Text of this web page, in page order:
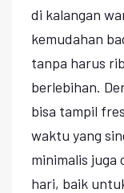
di kalangan
kemudahan
tanpa harus
berlebihan.
bisa tampil
waktu yang
minimalis
hari, baik